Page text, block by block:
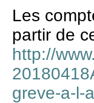
Les
partir de
http://
greve-a-l-